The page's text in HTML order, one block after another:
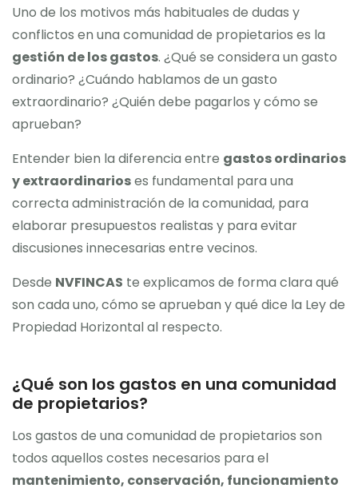
Uno de los motivos más habituales de dudas y
conflictos en una comunidad de propietarios es la
gestión de los gastos. ¿Qué se considera un gasto
ordinario? ¿Cuándo hablamos de un gasto
extraordinario? ¿Quién debe pagarlos y cómo se
aprueban?
Entender bien la diferencia entre gastos ordinarios
y extraordinarioses fundamental para una
correcta administración de la comunidad, para
elaborar presupuestos realistas y para evitar
discusiones innecesarias entre vecinos.
Desde NVFINCAS te explicamos de forma clara qué
son cada uno, cómo se aprueban y qué dice la Ley de
Propiedad Horizontal al respecto.
¿Qué son los gastos en una comunidad
de propietarios?
Los gastos de una comunidad de propietarios son
todos aquellos costes necesarios para el
mantenimiento, conservación, funcionamiento